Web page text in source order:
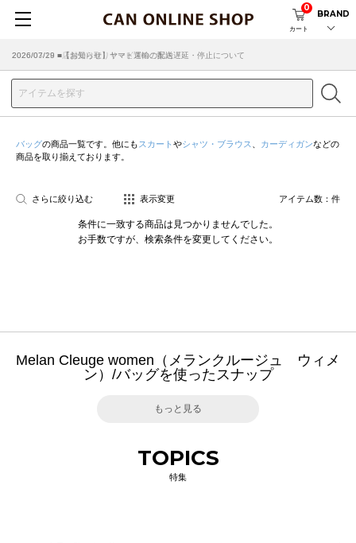
カート
0
BRAND
2026/07/29 ■【お知らせ】ヤマト運輸の配送遅延・停止について
2026/03/18 ■店舗受け取りサービスのご案内
バッグの商品一覧です。他にも スカート やシャツ・ブラウス カーディガンなどの
商品を取り揃えております。
さらに絞り込む 表示変更 アイテム数： 件
条件に一致する商品は見つかりませんでした。
お手数ですが、検索条件を変更してください。
Melan Cleuge women（メランクルージュ ウィメ
ン）/バッグを使ったスナップ
もっと見る
TOPICS
特集